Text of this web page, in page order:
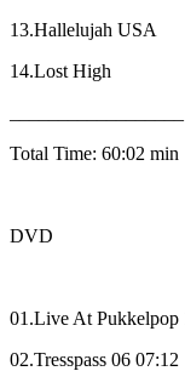
13.Hallelujah USA
14.Lost High
Total Time: 60:02 min
DVD
01.Live At Pukkelpop
02.Tresspass 06 07:12